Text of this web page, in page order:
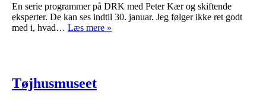
En serie programmer på DRK med Peter Kær og skiftende
eksperter. De kan ses indtil 30. januar. Jeg følger ikke ret godt
med i, hvad… Læs mere »
Tøjhusmuseet